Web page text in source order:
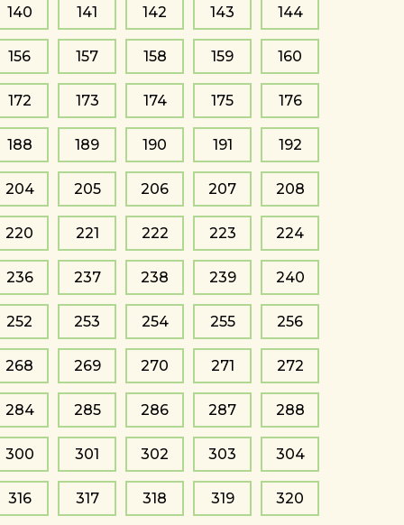
140 141 142 143 144
156 157 158 159 160
172 173 174 175 176
188 189 190 191 192
204 205 206 207 208
220 221 222 223 224
236 237 238 239 240
252 253 254 255 256
268 269 270 271 272
284 285 286 287 288
300 301 302 303 304
316 317 318 319 320